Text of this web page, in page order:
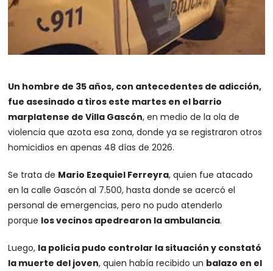
Un hombre de 35 años, con antecedentes de adicción,
fue asesinado a tiros este martes en el barrio
marplatense de Villa Gascón, en medio de la ola de
violencia que azota esa zona, donde ya se registraron otros
homicidios en apenas 48 días de 2026.
Se trata de Mario Ezequiel Ferreyra, quien fue atacado
en la calle Gascón al 7.500, hasta donde se acercó el
personal de emergencias, pero no pudo atenderlo
porque los vecinos apedrearon la ambulancia.
Luego, la policía pudo controlar la situación y constató
la muerte del joven, quien había recibido un balazo en el